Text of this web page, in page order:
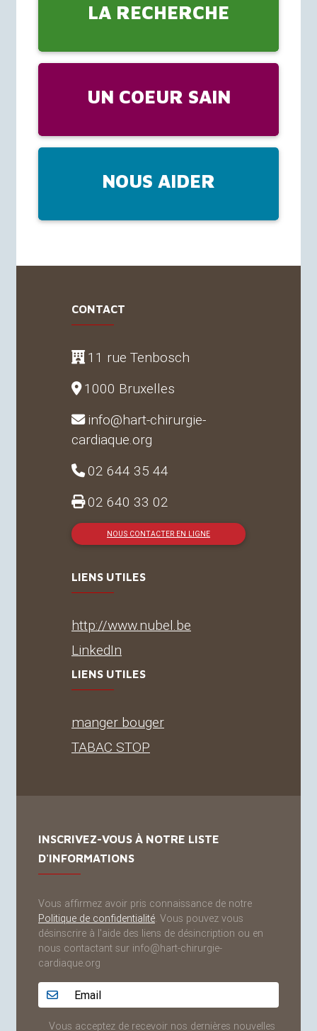
LA RECHERCHE
UN COEUR SAIN
NOUS AIDER
CONTACT
11 rue Tenbosch
1000 Bruxelles
info@hart-chirurgie-
cardiaque.org
02 644 35 44
02 640 33 02
NOUS CONTACTER EN LIGNE
LIENS UTILES
http://www.nubel.be
LinkedIn
LIENS UTILES
manger bouger
TABAC STOP
INSCRIVEZ-VOUS À NOTRE LISTE
D'INFORMATIONS
Vous affirmez avoir pris connaissance de notre
Politique de confidentialité. Vous pouvez vous
désinscrire à l'aide des liens de désincription ou en
nous contactant sur info@hart-chirurgie-
cardiaque.org
Adresse email...
Vous acceptez de recevoir nos dernières nouvelles